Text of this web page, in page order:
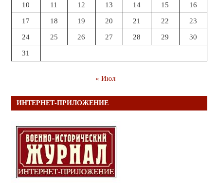
10 11 12 13 14 15 16
17 18 19 20 21 22 23
24 25 26 27 28 29 30
31
« Июл
ИНТЕРНЕТ-ПРИЛОЖЕНИЕ